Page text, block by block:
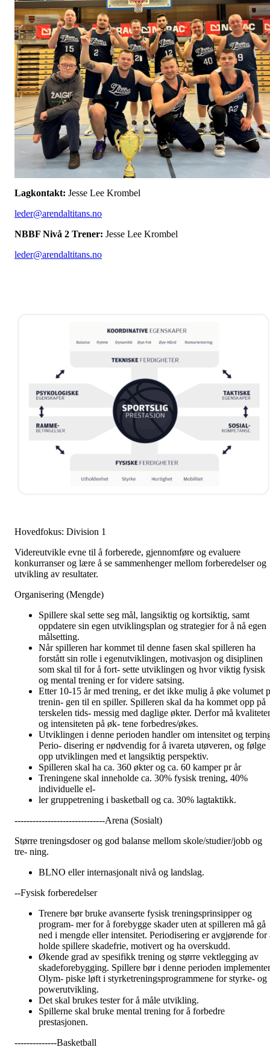
Lagkontakt: Jesse Lee Krombel
leder@arendaltitans.no
NBBF Nivå 2 Trener: Jesse Lee Krombel
leder@arendaltitans.no
Hovedfokus: Division 1
Videreutvikle evne til å forberede, gjennomføre og evaluere
konkurranser og lære å se sammenhenger mellom forberedelser og
utvikling av resultater.
Organisering (Mengde)
Spillere skal sette seg mål, langsiktig og kortsiktig, samt
oppdatere sin egen utviklingsplan og strategier for å nå egen
målsetting.
Når spilleren har kommet til denne fasen skal spilleren ha
forstått sin rolle i egenutviklingen, motivasjon og disiplinen
som skal til for å fort- sette utviklingen og hvor viktig fysisk
og mental trening er for videre satsing.
Etter 10-15 år med trening, er det ikke mulig å øke volumet
trenin- gen til en spiller. Spilleren skal da ha kommet opp på
terskelen tids- messig med daglige økter. Derfor må
og intensiteten på øk- tene forbedres/økes.
Utviklingen i denne perioden handler om intensitet og
Perio- disering er nødvendig for å ivareta utøveren, og følge
opp utviklingen med et langsiktig perspektiv.
Spilleren skal ha ca. 360 økter og ca. 60 kamper pr år
Treningene skal inneholde ca. 30% fysisk trening, 40%
individuelle el-
ler gruppetrening i basketball og ca. 30% lagtaktikk.
------------------------------Arena (Sosialt)
Større treningsdoser og god balanse mellom skole/studier/jobb og
tre- ning.
BLNO eller internasjonalt nivå og landslag.
--Fysisk forberedelser
Trenere bør bruke avanserte fysisk treningsprinsipper og
program- mer for å forebygge skader uten at spilleren må gå
ned i mengde eller intensitet. Periodisering er avgjørende for
holde spillere skadefrie, motivert og ha overskudd.
Økende grad av spesifikk trening og større vektlegging av
skadeforebygging. Spillere bør i denne perioden
Olym- piske løft i styrketreningsprogrammene for styrke- og
powerutvikling.
Det skal brukes tester for å måle utvikling.
Spillerne skal bruke mental trening for å forbedre
prestasjonen.
--------------Basketball